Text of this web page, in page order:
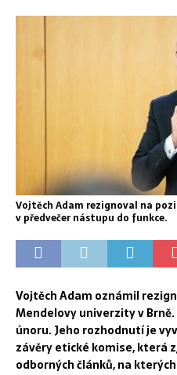
Vojtěch Adam rezignoval na
v předvečer nástupu do funkce.
Vojtěch Adam oznámil
Mendelovy univerzity v
únoru. Jeho rozhodnutí je
závěry etické komise, která
odborných článků, na